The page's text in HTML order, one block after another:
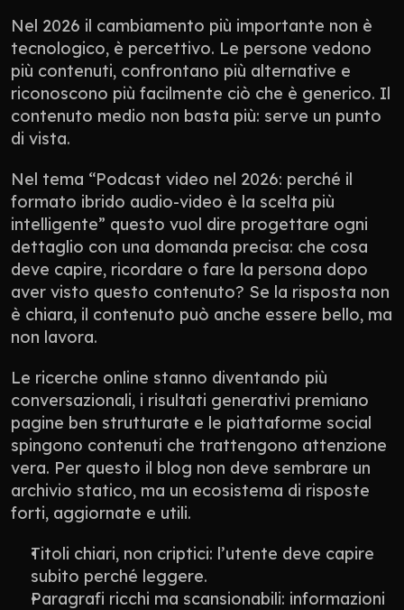
Nel 2026 il cambiamento più importante non è
tecnologico, è percettivo. Le persone vedono
più contenuti, confrontano più alternative e
riconoscono più facilmente ciò che è generico. Il
contenuto medio non basta più: serve un punto
di vista.
Nel tema “Podcast video nel 2026: perché il
formato ibrido audio-video è la scelta più
intelligente” questo vuol dire progettare ogni
dettaglio con una domanda precisa: che cosa
deve capire, ricordare o fare la persona dopo
aver visto questo contenuto? Se la risposta non
è chiara, il contenuto può anche essere bello, ma
non lavora.
Le ricerche online stanno diventando più
conversazionali, i risultati generativi premiano
pagine ben strutturate e le piattaforme social
spingono contenuti che trattengono attenzione
vera. Per questo il blog non deve sembrare un
archivio statico, ma un ecosistema di risposte
forti, aggiornate e utili.
Titoli chiari, non criptici: l’utente deve capire
subito perché leggere.
Paragrafi ricchi ma scansionabili: informazioni